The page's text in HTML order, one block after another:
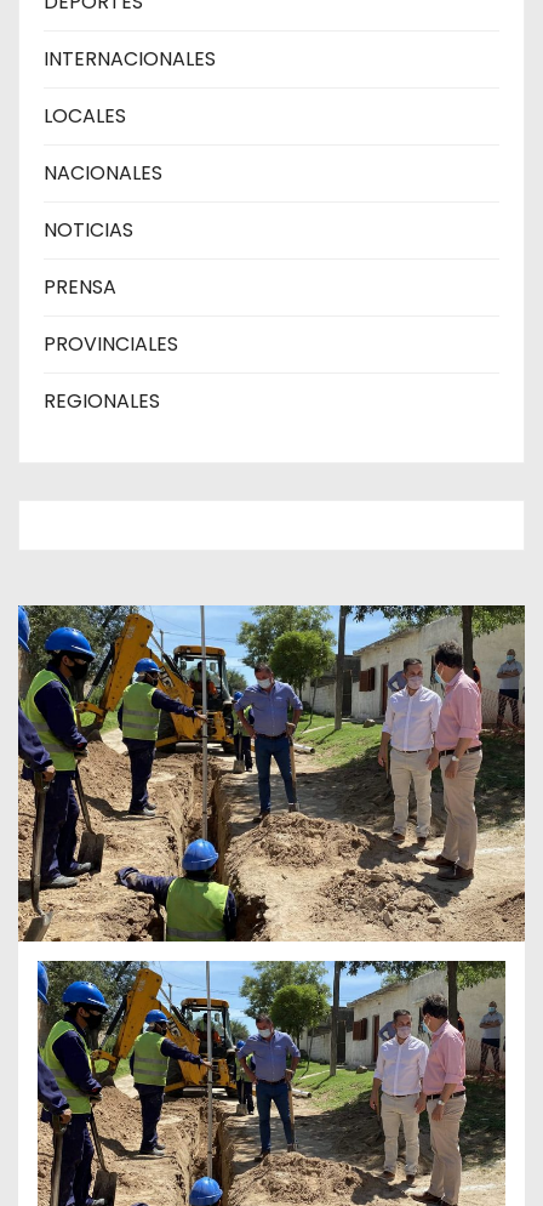
INTERNACIONALES
LOCALES
NACIONALES
NOTICIAS
PRENSA
PROVINCIALES
REGIONALES